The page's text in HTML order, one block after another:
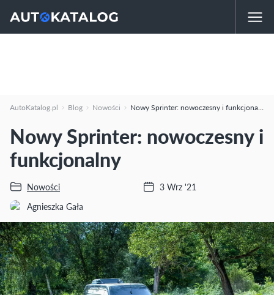
AutoKatalog.pl Blog Nowości Nowy Sprinter: nowoczesny i funkcjonalny
Nowy Sprinter: nowoczesny i
funkcjonalny
Nowości
Agnieszka Gała
3 Wrz '21